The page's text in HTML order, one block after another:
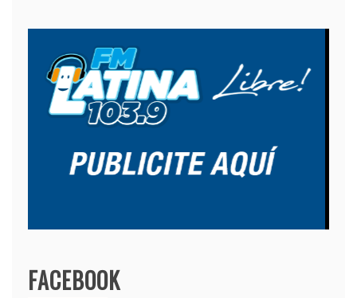
FACEBOOK